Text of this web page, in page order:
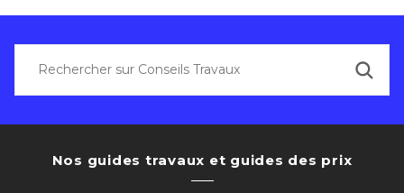
Nos guides travaux et guides des prix